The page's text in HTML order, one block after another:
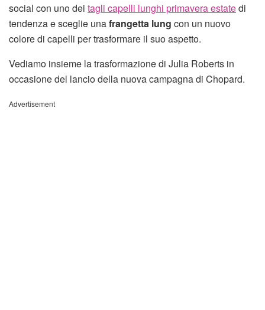
social con uno dei tagli capelli lunghi primavera estatedi
tendenza e sceglie unafrangetta lung con un nuovo
colore di capelli per trasformare il suo aspetto.
Vediamo insieme la trasformazione di Julia Roberts in
occasione del lancio della nuova campagna di Chopard.
Advertisement